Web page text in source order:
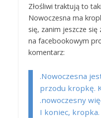
Złośliwi traktują to
Nowoczesna ma
się, zanim jeszcze się
na facebookowym
komentarz:
.Nowoczesna
przodu kropkę.
.nowoczesny
I koniec,